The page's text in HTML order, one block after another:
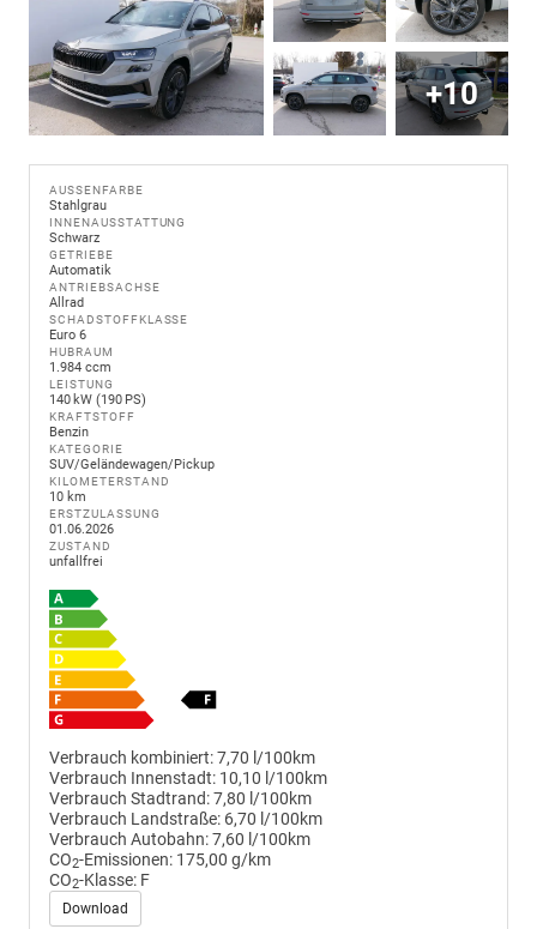
+10
AUSSENFARBE
Stahlgrau
INNENAUSSTATTUNG
Schwarz
GETRIEBE
Automatik
ANTRIEBSACHSE
Allrad
SCHADSTOFFKLASSE
Euro 6
HUBRAUM
1.984 ccm
LEISTUNG
140 kW (190 PS)
KRAFTSTOFF
Benzin
KATEGORIE
SUV/Geländewagen/Pickup
KILOMETERSTAND
10 km
ERSTZULASSUNG
01.06.2026
ZUSTAND
unfallfrei
Verbrauch kombiniert:7,70 l/100km
Verbrauch Innenstadt: 10,10 l/100km
Verbrauch Stadtrand:7,80 l/100km
Verbrauch Landstraße: 6,70 l/100km
Verbrauch Autobahn:7,60 l/100km
CO2-Emissionen: 175,00 g/km
CO2-Klasse: F
Download